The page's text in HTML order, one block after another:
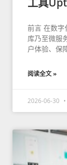
前言 在数字
库乃至微服
户体验、保
阅读全文 »
2026-06-30